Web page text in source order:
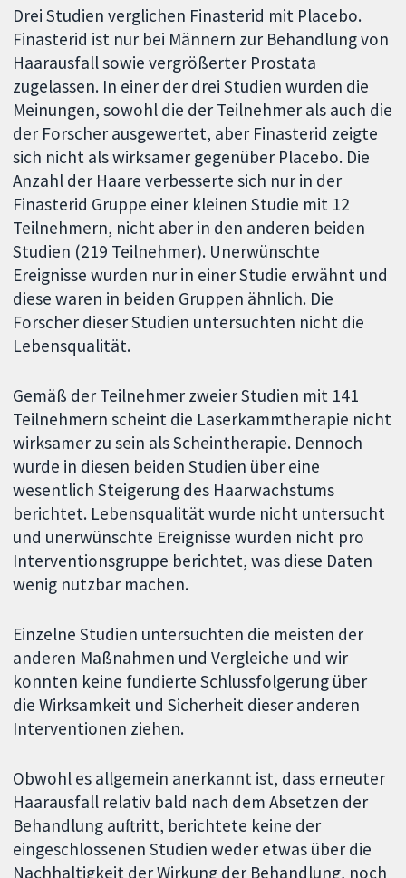
Drei Studien verglichen Finasterid mit Placebo.
Finasterid ist nur bei Männern zur Behandlung von
Haarausfall sowie vergrößerter Prostata
zugelassen. In einer der drei Studien wurden die
Meinungen, sowohl die der Teilnehmer als auch die
der Forscher ausgewertet, aber Finasterid zeigte
sich nicht als wirksamer gegenüber Placebo. Die
Anzahl der Haare verbesserte sich nur in der
Finasterid Gruppe einer kleinen Studie mit 12
Teilnehmern, nicht aber in den anderen beiden
Studien (219 Teilnehmer). Unerwünschte
Ereignisse wurden nur in einer Studie erwähnt und
diese waren in beiden Gruppen ähnlich. Die
Forscher dieser Studien untersuchten nicht die
Lebensqualität.
Gemäß der Teilnehmer zweier Studien mit 141
Teilnehmern scheint die Laserkammtherapie nicht
wirksamer zu sein als Scheintherapie. Dennoch
wurde in diesen beiden Studien über eine
wesentlich Steigerung des Haarwachstums
berichtet. Lebensqualität wurde nicht untersucht
und unerwünschte Ereignisse wurden nicht pro
Interventionsgruppe berichtet, was diese Daten
wenig nutzbar machen.
Einzelne Studien untersuchten die meisten der
anderen Maßnahmen und Vergleiche und wir
konnten keine fundierte Schlussfolgerung über
die Wirksamkeit und Sicherheit dieser anderen
Interventionen ziehen.
Obwohl es allgemein anerkannt ist, dass erneuter
Haarausfall relativ bald nach dem Absetzen der
Behandlung auftritt, berichtete keine der
eingeschlossenen Studien weder etwas über die
Nachhaltigkeit der Wirkung der Behandlung, noch